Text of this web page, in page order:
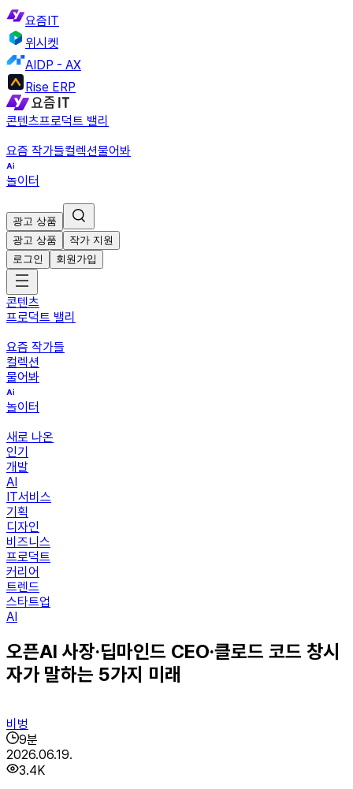
요즘IT
위시켓
AIDP - AX
Rise ERP
콘텐츠프로덕트 밸리
요즘 작가들컬렉션물어봐
놀이터
광고 상품
광고 상품
작가 지원
로그인
회원가입
콘텐츠
프로덕트 밸리
요즘 작가들
컬렉션
물어봐
놀이터
새로 나온
인기
개발
AI
IT서비스
기획
디자인
비즈니스
프로덕트
커리어
트렌드
스타트업
AI
오픈AI 사장·딥마인드 CEO·클로드 코드 창시
자가 말하는 5가지 미래
비벙
9분
2026.06.19.
3.4K